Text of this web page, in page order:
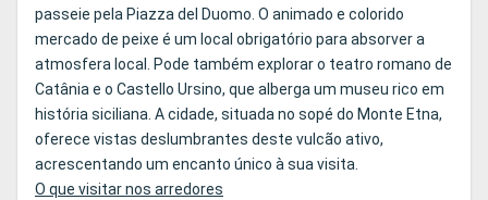
passeie pela Piazza del Duomo. O animado e colorido
mercado de peixe é um local obrigatório para absorver a
atmosfera local. Pode também explorar o teatro romano de
Catânia e o Castello Ursino, que alberga um museu rico em
história siciliana. A cidade, situada no sopé do Monte Etna,
oferece vistas deslumbrantes deste vulcão ativo,
acrescentando um encanto único à sua visita.
O que visitar nos arredores